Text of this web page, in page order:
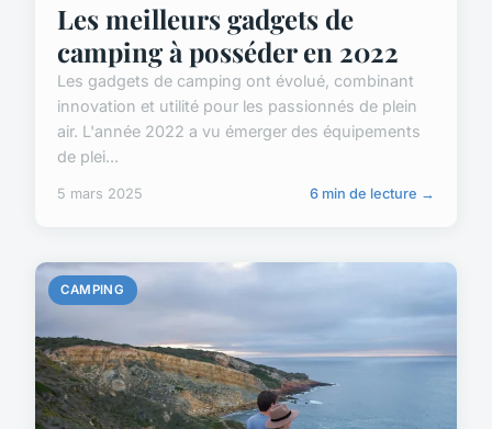
Les meilleurs gadgets de
camping à posséder en 2022
Les gadgets de camping ont évolué, combinant
innovation et utilité pour les passionnés de plein
air. L'année 2022 a vu émerger des équipements
de plei...
5 mars 2025 6 min de lecture →
CAMPING